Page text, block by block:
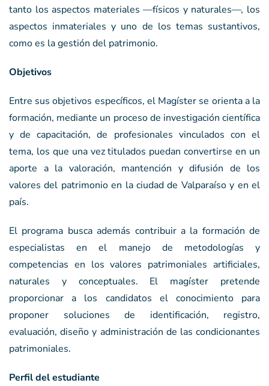
tanto los aspectos materiales —físicos y naturales—, los
aspectos inmateriales y uno de los temas sustantivos,
como es la gestión del patrimonio.
Objetivos
Entre sus objetivos específicos, el Magíster se orienta a la
formación, mediante un proceso de investigación científica
y de capacitación, de profesionales vinculados con el
tema, los que una vez titulados puedan convertirse en un
aporte a la valoración, mantención y difusión de los
valores del patrimonio en la ciudad de Valparaíso y en el
país.
El programa busca además contribuir a la formación de
especialistas en el manejo de metodologías y
competencias en los valores patrimoniales artificiales,
naturales y conceptuales. El magíster pretende
proporcionar a los candidatos el conocimiento para
proponer soluciones de identificación, registro,
evaluación, diseño y administración de las condicionantes
patrimoniales.
Perfil del estudiante